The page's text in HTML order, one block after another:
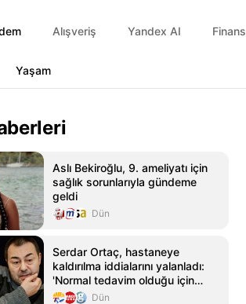
Alışveriş Yandex AI Finans
Yaşam
Yaşam
Aslı Bekiroğlu, 9. ameliyatı için
sağlık sorunlarıyla gündeme
geldi
Dün
Serdar Ortaç, hastaneye
kaldırılma iddialarını yalanladı:
'Normal tedavim olduğu için
hastanedeydim'
Dün